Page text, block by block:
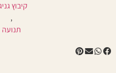
קיבוץ
,
תנועה